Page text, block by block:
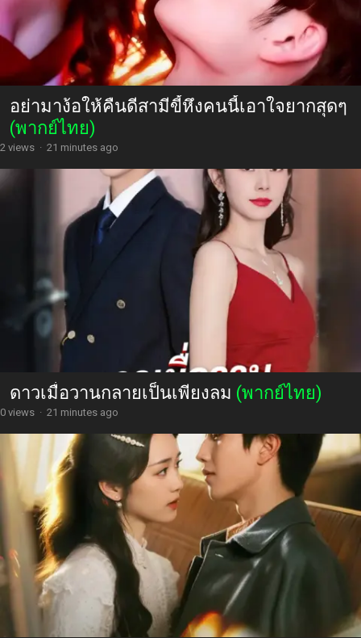
อย่ามาง้อให้คืนดีสามีขี้หึงคนนี้เอาใจยากสุดๆ
(พากย์ไทย)
2 views · 21 minutes ago
ดาวเมื่อวานกลายเป็นเพียงลม (พากย์ไทย)
0 views · 21 minutes ago